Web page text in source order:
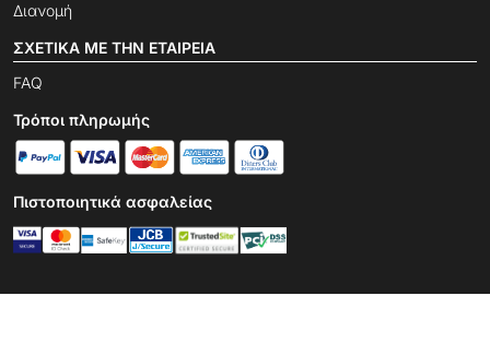
Διανομή
ΣΧΕΤΙΚΆ ΜΕ ΤΗΝ ΕΤΑΙΡΕΊΑ
FAQ
Τρόποι πληρωμής
Πιστοποιητικά ασφαλείας